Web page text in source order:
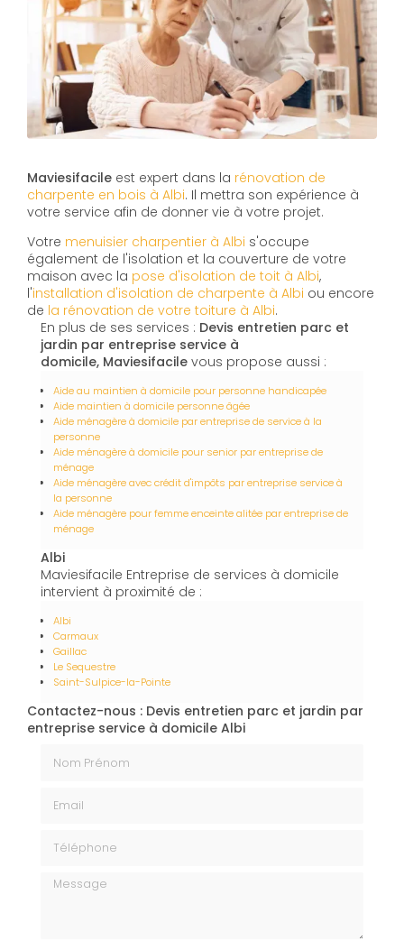
Maviesifacile est expert dans la rénovation de
charpente en bois à Albi. Il mettra son expérience à
votre service afin de donner vie à votre projet.
Votre menuisier charpentier à Albi s'occupe
également de l'isolation et la couverture de votre
maison avec la pose d'isolation de toit à Albi,
l'installation d'isolation de charpente à Albi ou encore
de la rénovation de votre toiture à Albi.
En plus de ses services : Devis entretien parc et
jardin par entreprise service à
domicile, Maviesifacile vous propose aussi :
Aide au maintien à domicile pour personne handicapée
Aide maintien à domicile personne âgée
Aide ménagère à domicile par entreprise de service à la
personne
Aide ménagère à domicile pour senior par entreprise de
ménage
Aide ménagère avec crédit d'impôts par entreprise service à
la personne
Aide ménagère pour femme enceinte alitée par entreprise de
ménage
Albi
Maviesifacile Entreprise de services à domicile
intervient à proximité de :
Albi
Carmaux
Gaillac
Le Sequestre
Saint-Sulpice-la-Pointe
Contactez-nous : Devis entretien parc et jardin par
entreprise service à domicile Albi
Message